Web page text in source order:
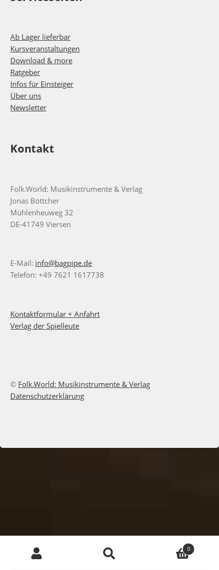
Ab Lager lieferbar
Kursveranstaltungen
Download & more
Ratgeber
Infos für Einsteiger
Über uns
Newsletter
Kontakt
Folk.World: Musikinstrumente & Verlag
Jonas Böttcher
Mühlenheuweg 32
DE-41749 Viersen
E-Mail: info@bagpipe.de
Telefon: +49 7621 1617738
Kontaktformular + Anfahrt
Verlag der Spielleute
© Folk.World: Musikinstrumente & Verlag
Datenschutzerklärung
Products 0
Deutsch